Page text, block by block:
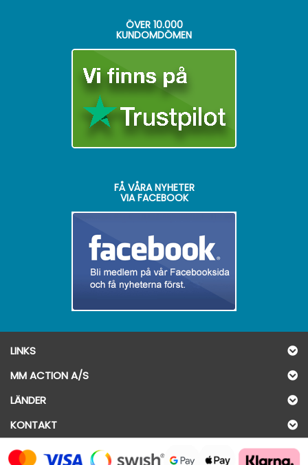
ÖVER 10.000
KUNDOMDÖMEN
FÅ VÅRA NYHETER
VIA FACEBOOK
LINKS
MM ACTION A/S
LÄNDER
KONTAKT